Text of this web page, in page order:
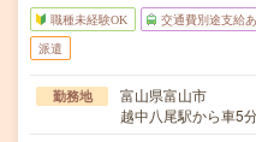
職種未経験OK 交通費別途支給
派遣
勤務地
富山県富山市
越中八尾駅から車5